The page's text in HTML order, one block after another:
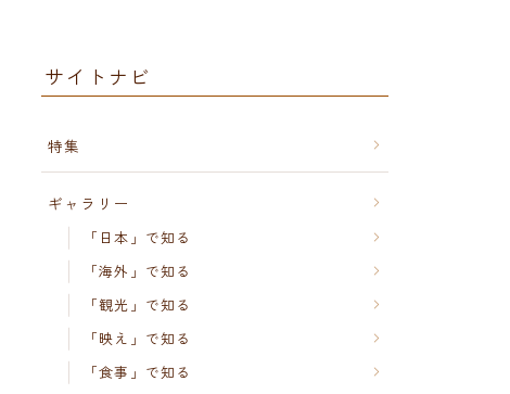
サイトナビ
特集
ギャラリー
「日本」で知る
「海外」で知る
「観光」で知る
「映え」で知る
「食事」で知る